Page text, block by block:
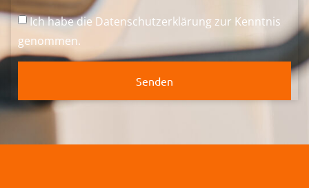
Ich habe die Datenschutzerklärung zur Kenntnis
genommen.
Senden